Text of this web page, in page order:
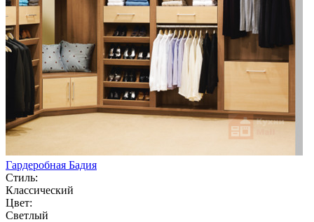
Гардеробная Бадия
Стиль:
Классический
Цвет:
Светлый